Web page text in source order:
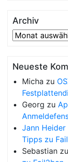
Archiv
Archiv
Neueste
Micha zu
Georg zu
Jann Heider
Tipps zu
Sebastian zu